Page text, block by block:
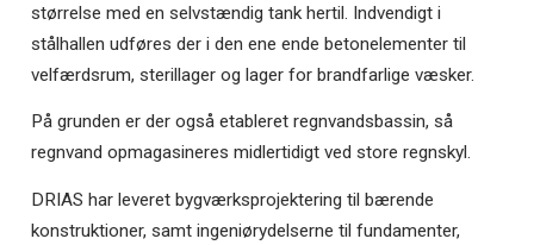
størrelse med en selvstændig tank hertil. Indvendigt i
stålhallen udføres der i den ene ende betonelementer til
velfærdsrum, sterillager og lager for brandfarlige væsker.
På grunden er der også etableret regnvandsbassin, så
regnvand opmagasineres midlertidigt ved store regnskyl.
DRIAS har leveret bygværksprojektering til bærende
konstruktioner, samt ingeniørydelserne til fundamenter,